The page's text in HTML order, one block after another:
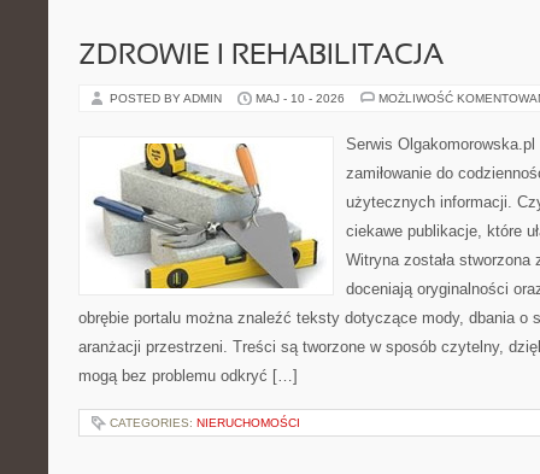
ZDROWIE I REHABILITACJA
POSTED BY ADMIN MAJ - 10 - 2026 MOŻLIWOŚĆ
Serwis
zamiłowanie do
użytecznych informacji.
ciekawe publikacje, które
Witryna została
doceniają oryginalności
obrębie portalu można znaleźć teksty dotyczące mody, dbania o
aranżacji przestrzeni. Treści są tworzone w sposób czytelny,
mogą bez problemu odkryć […]
CATEGORIES: NIERUCHOMOŚCI